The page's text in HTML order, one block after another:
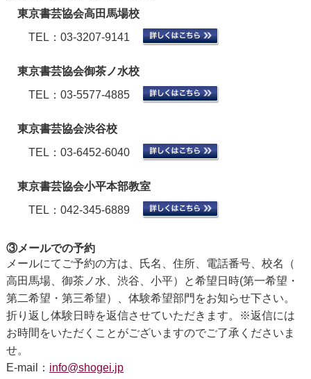
東京書芸協会高田馬場校
TEL：03-3207-9141
東京書芸協会御茶ノ水校
TEL：03-5577-4885
東京書芸協会渋谷校
TEL：03-6452-6040
東京書芸協会小平本部教室
TEL：042-345-6889
③メールでの予約
メールにてご予約の方は、氏名、住所、電話番号、校名（
高田馬場、御茶ノ水、渋谷、小平）と希望日時(第一希望・
第二希望・第三希望）、体験希望部門をお知らせ下さい。
折り返し体験日時を返信させていただきます。※返信には
お時間をいただくことがございますのでご了承くださいま
せ。
E-mail： info@shogei.jp